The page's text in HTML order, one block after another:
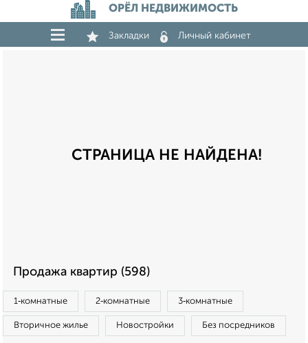
ОРЁЛ НЕДВИЖИМОСТЬ
Закладки Личный кабинет
СТРАНИЦА НЕ НАЙДЕНА!
Продажа квартир (598)
1‑комнатные 2‑комнатные 3‑комнатные
Вторичное жилье Новостройки Без посредников